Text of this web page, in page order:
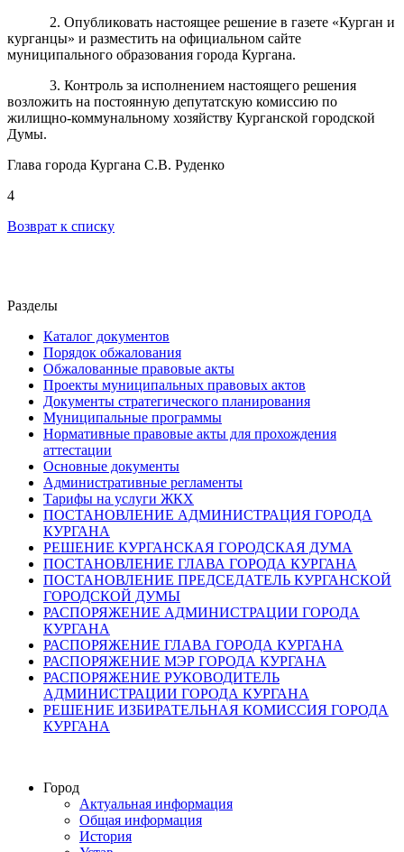
2. Опубликовать настоящее решение в газете «Курган и
курганцы» и разместить на официальном сайте
муниципального образования города Кургана.
3. Контроль за исполнением настоящего решения
возложить на постоянную депутатскую комиссию по
жилищно-коммунальному хозяйству Курганской городской
Думы.
Глава города Кургана С.В. Руденко
4
Возврат к списку
Разделы
Каталог документов
Порядок обжалования
Обжалованные правовые акты
Проекты муниципальных правовых актов
Документы стратегического планирования
Муниципальные программы
Нормативные правовые акты для прохождения
аттестации
Основные документы
Административные регламенты
Тарифы на услуги ЖКХ
ПОСТАНОВЛЕНИЕ АДМИНИСТРАЦИЯ ГОРОДА
КУРГАНА
РЕШЕНИЕ КУРГАНСКАЯ ГОРОДСКАЯ ДУМА
ПОСТАНОВЛЕНИЕ ГЛАВА ГОРОДА КУРГАНА
ПОСТАНОВЛЕНИЕ ПРЕДСЕДАТЕЛЬ КУРГАНСКОЙ
ГОРОДСКОЙ ДУМЫ
РАСПОРЯЖЕНИЕ АДМИНИСТРАЦИИ ГОРОДА
КУРГАНА
РАСПОРЯЖЕНИЕ ГЛАВА ГОРОДА КУРГАНА
РАСПОРЯЖЕНИЕ МЭР ГОРОДА КУРГАНА
РАСПОРЯЖЕНИЕ РУКОВОДИТЕЛЬ
АДМИНИСТРАЦИИ ГОРОДА КУРГАНА
РЕШЕНИЕ ИЗБИРАТЕЛЬНАЯ КОМИССИЯ ГОРОДА
КУРГАНА
Город
Актуальная информация
Общая информация
История